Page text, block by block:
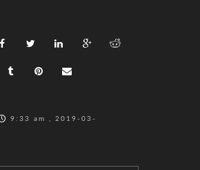
9:33 am , 2019-03-